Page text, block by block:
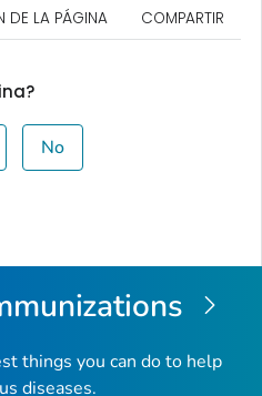
DE LA PÁGINA COMPARTIR
No
things you can do to help
diseases.